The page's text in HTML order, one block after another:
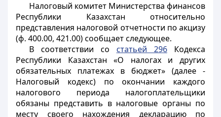
Налоговый комитет Министерства финансов
Республики Казахстан относительно
представления налоговой отчетности по акцизу
(ф. 400.00, 421.00) сообщает следующее.
В соответствии со статьей 296Кодекса
Республики Казахстан «О налогах и других
обязательных платежах в бюджет» (далее -
Налоговый кодекс) по окончании каждого
налогового периода налогоплательщики
обязаны представить в налоговые органы по
месту своего нахождения декларацию по